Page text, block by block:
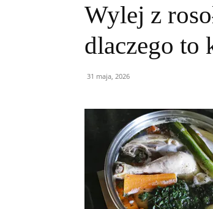
Wylej z
dlaczego to
31 maja, 2026